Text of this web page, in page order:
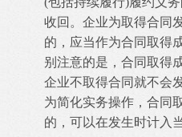
收回。企业为取得合同
的，应当作为合同取得
别注意的是，合同取得
企业不取得合同就不会
为简化实务操作，合同
的，可以在发生时计入